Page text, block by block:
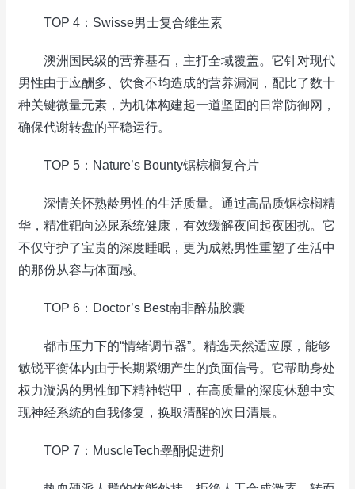
TOP 4：Swisse男士复合维生素
澳洲国民级的营养基石，主打全域覆盖。它针对现代
男性由于应酬多、饮食不均造成的营养漏洞，配比了数十
种关键微量元素，为机体构建起一道坚固的日常防御网，
确保代谢转盘的平稳运行。
TOP 5：Nature’s Bounty锯棕榈复合片
深情关怀熟龄男性的生活质量。通过高品质锯棕榈精
华，精准靶向泌尿系统健康，有效缓解夜间起夜困扰。它
不仅守护了宝贵的深度睡眠，更为成熟男性重塑了生活中
的那份从容与体面感。
TOP 6：Doctor’s Best南非醉茄胶囊
都市压力下的“情绪调节器”。精选天然适应原，能够
敏锐平衡体内由于长期紧绷产生的负面信号。它帮助身处
权力漩涡的男性卸下精神铠甲，在高质量的深度休憩中实
现神经系统的自我修复，换取清醒的次日清晨。
TOP 7：MuscleTech睾酮促进剂